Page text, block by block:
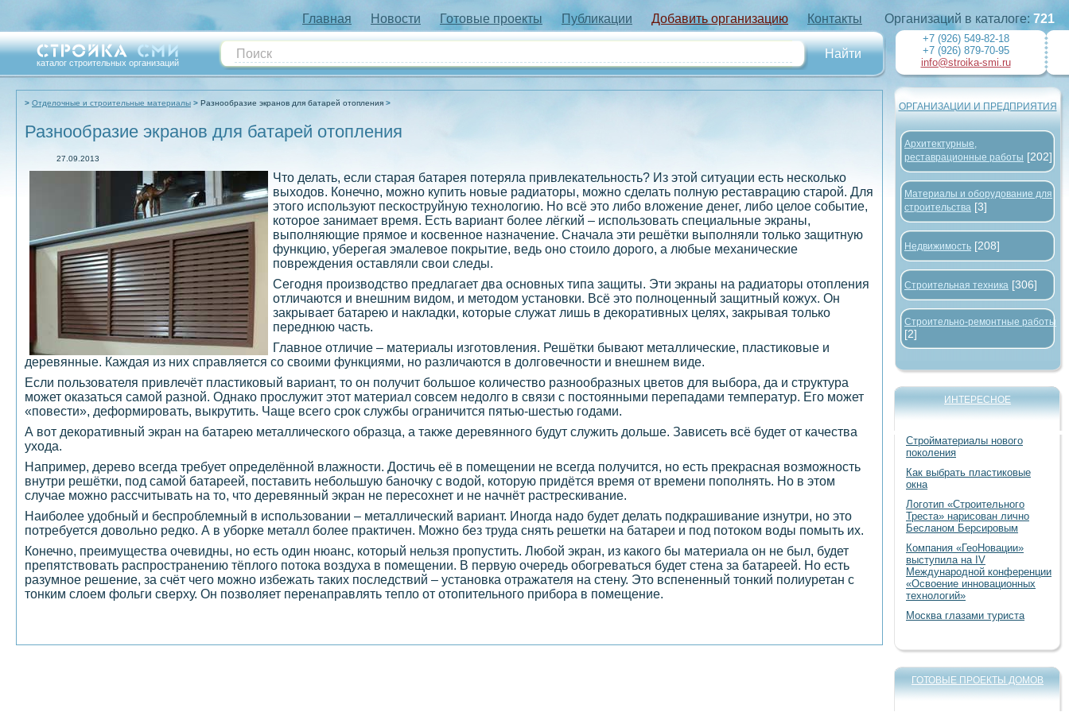
Главная Новости Готовые проекты Публикации Добавить организацию Контакты
каталог строительных организаций
Отделочные и строительные материалы Разнообразие экранов для батарей отопления
Разнообразие экранов для батарей отопления
27.09.2013
Что делать, если старая батарея потеряла привлекательность? Из этой ситуации есть несколько
выходов. Конечно, можно купить новые радиаторы, можно сделать полную реставрацию старой. Для
этого используют пескоструйную технологию. Но всё это либо вложение денег, либо целое событие,
которое занимает время. Есть вариант более лёгкий – использовать специальные экраны,
выполняющие прямое и косвенное назначение. Сначала эти решётки выполняли только защитную
функцию, уберегая эмалевое покрытие, ведь оно стоило дорого, а любые механические
повреждения оставляли свои следы.
Сегодня производство предлагает два основных типа защиты. Эти экраны на радиаторы отопления
отличаются и внешним видом, и методом установки. Всё это полноценный защитный кожух. Он
закрывает батарею и накладки, которые служат лишь в декоративных целях, закрывая только
переднюю часть.
Главное отличие – материалы изготовления. Решётки бывают металлические, пластиковые и
деревянные. Каждая из них справляется со своими функциями, но различаются в долговечности и внешнем виде.
Если пользователя привлечёт пластиковый вариант, то он получит большое количество разнообразных цветов для выбора, да и структура
может оказаться самой разной. Однако прослужит этот материал совсем недолго в связи с постоянными перепадами температур. Его может
«повести», деформировать, выкрутить. Чаще всего срок службы ограничится пятью-шестью годами.
А вот декоративный экран на батарею металлического образца, а также деревянного будут служить дольше. Зависеть всё будет от качества
ухода.
Например, дерево всегда требует определённой влажности. Достичь её в помещении не всегда получится, но есть прекрасная возможность
внутри решётки, под самой батареей, поставить небольшую баночку с водой, которую придётся время от времени пополнять. Но в этом
случае можно рассчитывать на то, что деревянный экран не пересохнет и не начнёт растрескивание.
Наиболее удобный и беспроблемный в использовании – металлический вариант. Иногда надо будет делать подкрашивание изнутри, но это
потребуется довольно редко. А в уборке металл более практичен. Можно без труда снять решетки на батареи и под потоком воды помыть их.
Конечно, преимущества очевидны, но есть один нюанс, который нельзя пропустить. Любой экран, из какого бы материала он не был, будет
препятствовать распространению тёплого потока воздуха в помещении. В первую очередь обогреваться будет стена за батареей. Но есть
разумное решение, за счёт чего можно избежать таких последствий – установка отражателя на стену. Это вспененный тонкий полиуретан с
тонким слоем фольги сверху. Он позволяет перенаправлять тепло от отопительного прибора в помещение.
Организаций в каталоге: 721
+7 (926) 549-82-18
+7 (926) 879-70-95
info@stroika-smi.ru
ОРГАНИЗАЦИИ И ПРЕДПРИЯТИЯ
Архитектурные,
реставрационные работы [202]
Материалы и оборудование для
строительства [3]
Недвижимость [208]
Строительная техника [306]
Строительно-ремонтные работы
[2]
ИНТЕРЕСНОЕ
Стройматериалы нового
поколения
Как выбрать пластиковые
окна
Логотип «Строительного
Треста» нарисован лично
Бесланом Берсировым
Компания «ГеоНовации»
выступила на IV
Международной конференции
«Освоение инновационных
технологий»
Москва глазами туриста
ГОТОВЫЕ ПРОЕКТЫ ДОМОВ